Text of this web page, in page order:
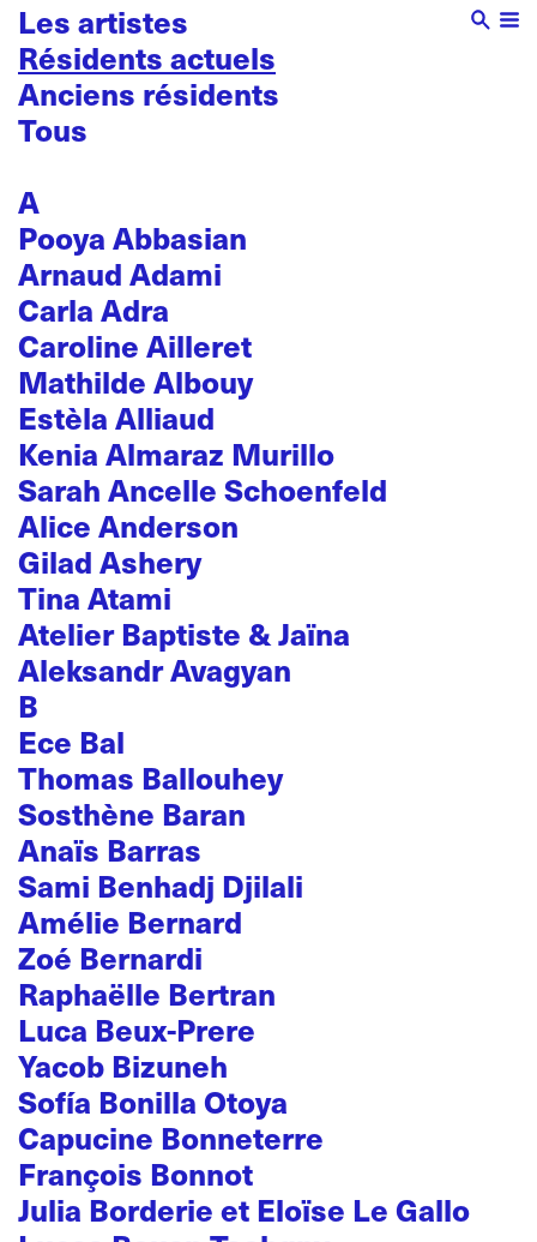
Les artistes
Résidents actuels
Anciens résidents
Tous
A
Pooya Abbasian
Arnaud Adami
Carla Adra
Caroline Ailleret
Mathilde Albouy
Estèla Alliaud
Kenia Almaraz Murillo
Sarah Ancelle Schoenfeld
Alice Anderson
Gilad Ashery
Tina Atami
Atelier Baptiste & Jaïna
Aleksandr Avagyan
B
Ece Bal
Thomas Ballouhey
Sosthène Baran
Anaïs Barras
Sami Benhadj Djilali
Amélie Bernard
Zoé Bernardi
Raphaëlle Bertran
Luca Beux-Prere
Yacob Bizuneh
Sofía Bonilla Otoya
Capucine Bonneterre
François Bonnot
Julia Borderie et Eloïse Le Gallo